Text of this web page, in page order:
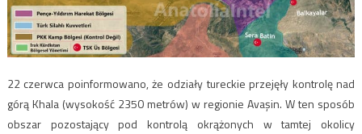
22 czerwca poinformowano, że odziały tureckie przejęły kontrolę nad
górą Khala (wysokość 2350 metrów) w regionie Avaşin. W ten sposób
obszar pozostający pod kontrolą okrążonych w tamtej okolicy